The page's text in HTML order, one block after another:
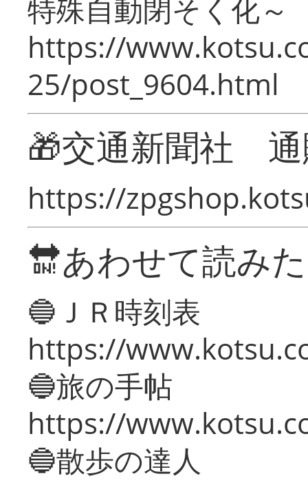
特殊自動閉そく化～
https://
25/post_9604.html
🎁交通新聞社
https://
🔛あわせて読み
🔵ＪＲ時刻表
https://
🔵旅の手帖
https://
🔵散歩の達人